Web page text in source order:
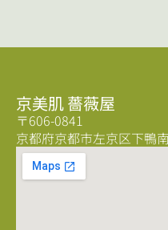
京美肌 薔薇屋
〒606-0841
京都府京都市左京区下鴨